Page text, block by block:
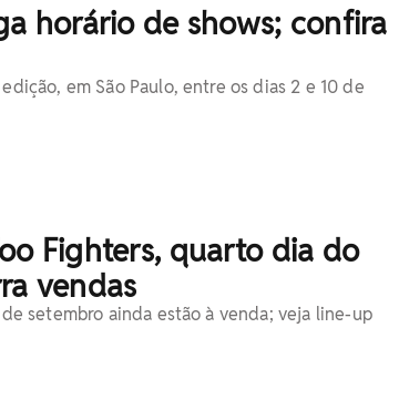
horário de shows; confira
em São Paulo, entre os dias 2 e 10 de
Fighters, quarto dia do
vendas
setembro ainda estão à venda; veja line-up